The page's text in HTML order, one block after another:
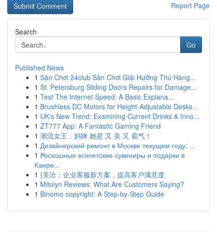
Report Page
Search
Go
Published News
1 Sân Chơi 24club Sân Chơi Giải Hưởng Thú Hàng...
1 St. Petersburg Sliding Doors Repairs for Damage...
1 Test The Internet Speed: A Basic Explana...
1 Brushless DC Motors for Height-Adjustable Desks...
1 UK's New Trend: Examining Current Drinks & Inno...
1 ZT777 App: A Fantastic Gaming Friend
1 潮流女王，妈咪 她是 又 美 又 霸气！
1 Дизайнерский ремонт в Москве текущем году: ...
1 Роскошные египетские сувениры и подарки в
Каире...
1 {美洽：企业客服新方案，提高客户满意度
1 Mitolyn Reviews: What Are Customers Saying?
1 Binomo copyright: A Step-by-Step Guide